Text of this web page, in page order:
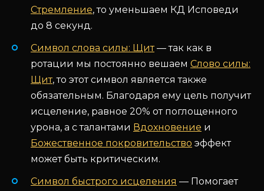
Стремление, то уменьшаем КД Исповеди
до 8 секунд.
Символ слова силы: Щит— так как в
ротации мы постоянно вешаем Слово силы:
Щит, то этот символ является также
обязательным. Благодаря ему цель получит
исцеление, равное 20% от поглощенного
урона, а с талантами Вдохновение и
Божественное покровительство эффект
может быть критическим.
Символ быстрого исцеления — Помогает